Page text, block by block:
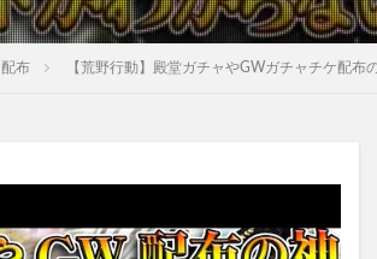
配布 【荒野行動】殿堂ガチャやGWガチャチケ配